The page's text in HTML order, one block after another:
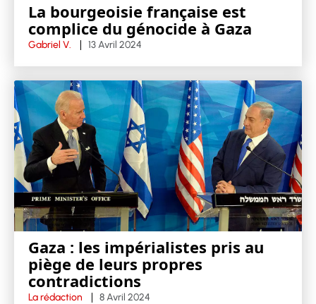
La bourgeoisie française est
complice du génocide à Gaza
Gabriel V. 13 Avril 2024
Gaza : les impérialistes pris au
piège de leurs propres
contradictions
La rédaction 8 Avril 2024